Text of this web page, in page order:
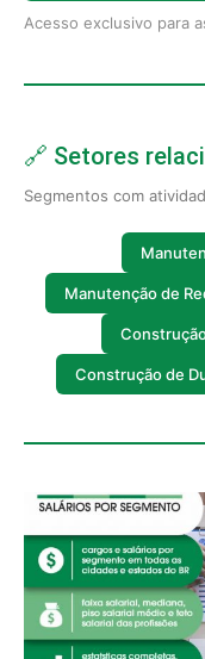
Acesso exclusivo para
🔗 Setores
Segmentos com
Manutenção de
Construção de